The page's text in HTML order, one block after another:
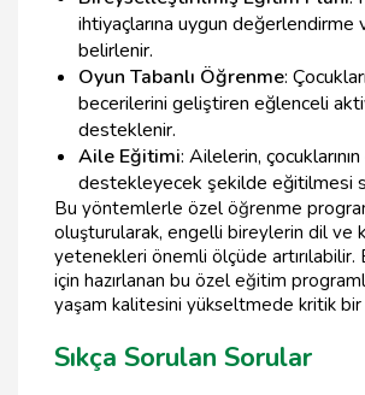
ihtiyaçlarına uygun
belirlenir.
Oyun Tabanlı Öğrenme:
becerilerini geliştiren eğlenceli
desteklenir.
Aile Eğitimi: Ailelerin,
destekleyecek şekilde eğitilmesi
Bu yöntemlerle özel öğrenme
oluşturularak, engelli bireylerin dil ve
yetenekleri önemli ölçüde
için hazırlanan bu özel eğitim
yaşam kalitesini yükseltmede kritik
Sıkça Sorulan Sorular